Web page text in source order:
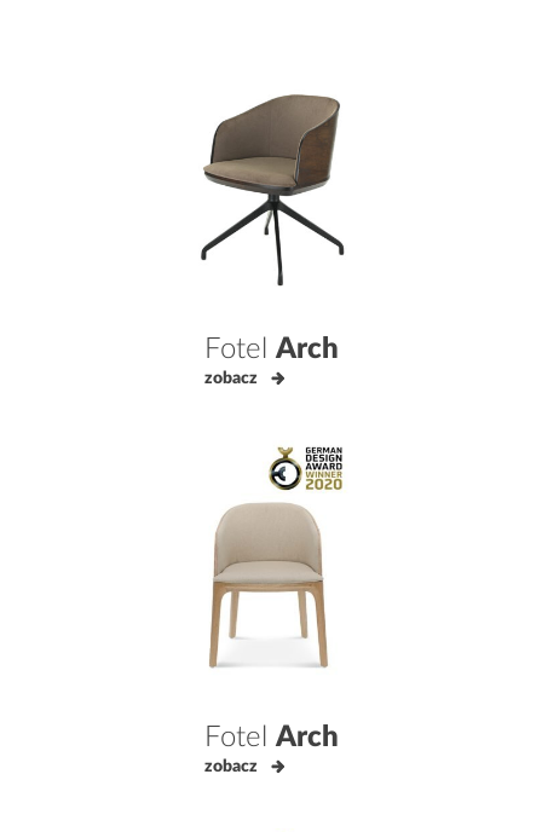
FotelArch
zobacz
FotelArch
zobacz